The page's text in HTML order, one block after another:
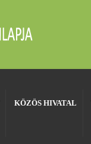
KÖZÖS HIVATAL